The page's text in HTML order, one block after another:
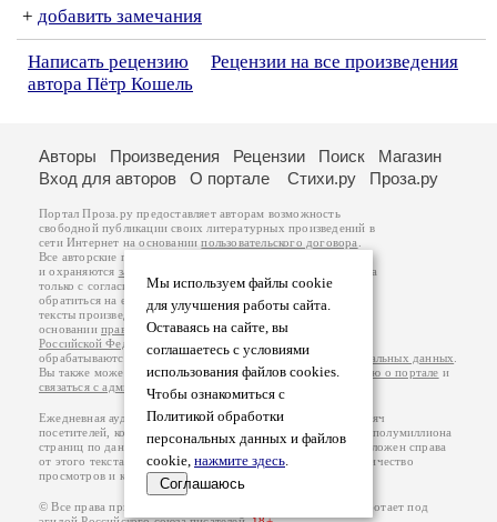
+ добавить замечания
Написать рецензию
Рецензии на все произведения
автора Пётр Кошель
Мы используем файлы cookie
для улучшения работы сайта.
Оставаясь на сайте, вы
соглашаетесь с условиями
использования файлов cookies.
Чтобы ознакомиться с
Политикой обработки
персональных данных и файлов
cookie, нажмите здесь.
Соглашаюсь
Авторы Произведения Рецензии Поиск
Магазин
Вход для авторов
О портале Стихи.ру Проза.ру
Портал Проза.ру предоставляет авторам возможность
свободной публикации своих литературных произведений в
сети Интернет на основаниипользовательского договора
Все авторские права на произведения принадлежат авторам
и охраняются законом
. Перепечатка произведений возможна
только с согласия его автора, к которому вы можете
обратиться на его авторской странице. Ответственность за
тексты произведений авторы несут самостоятельно на
основанииправил публикацииизаконодательства
Российской Федерации
обрабатываются на основанииПолитики обработки персональных данных
Вы также можете посмотреть более подробнуюинформацию о портале и
связаться с администрацией
Ежедневная аудитория портала Проза.ру – порядка 100 тысяч
посетителей, которые в общей сумме просматривают более полумиллиона
страниц по данным счетчика посещаемости, который расположен справа
от этого текста. В каждой графе указано по две цифры: количество
просмотров и количество посетителей.
© Все права принадлежат авторам, 2000-2026. Портал работает под